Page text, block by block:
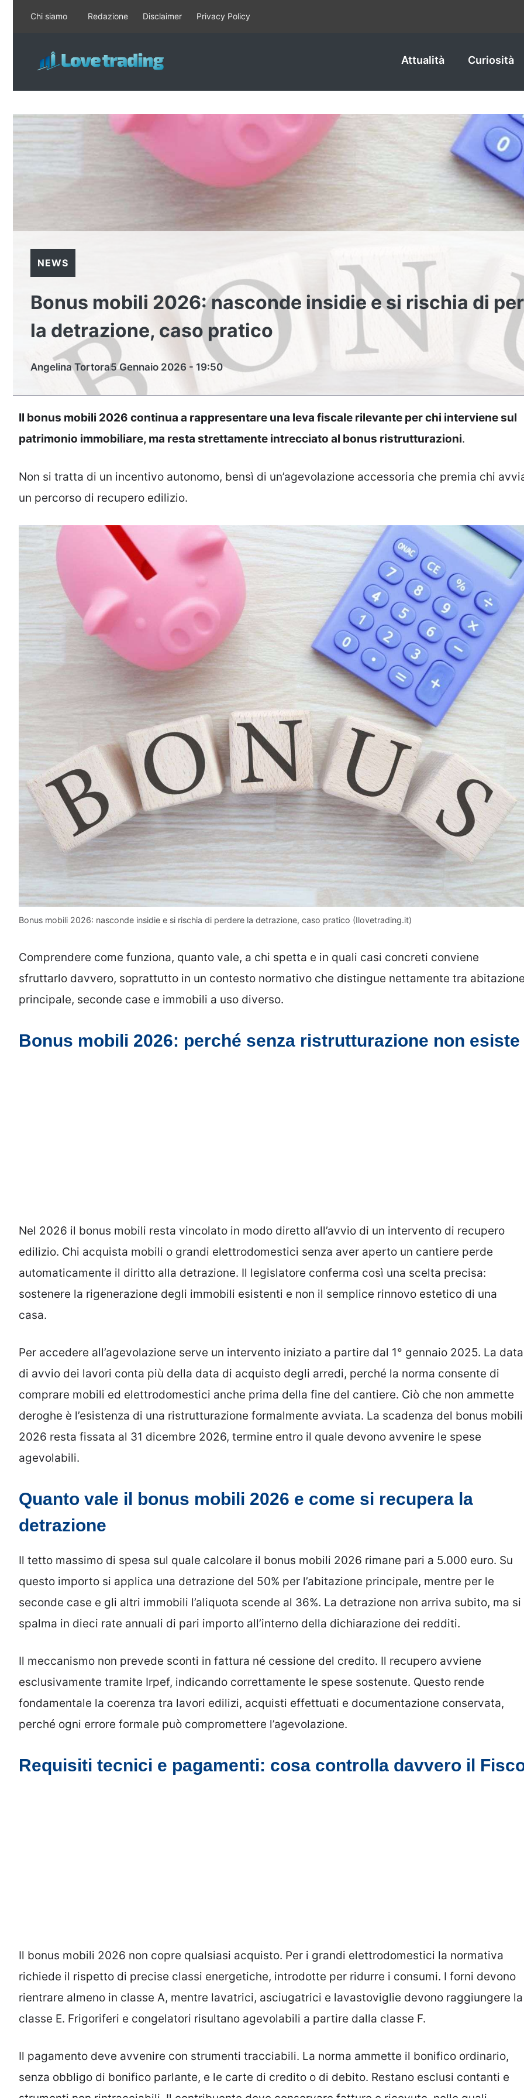
contenuto
Chi siamo Redazione Disclaimer Privacy Policy
Attualità Curiosità
NEWS
Bonus mobili 2026: nasconde insidie e si rischia di
la detrazione, caso pratico
Angelina Tortora5 Gennaio 2026 - 19:50
Il bonus mobili 2026 continua a rappresentare una leva fiscale rilevante per chi interviene sul
patrimonio immobiliare, ma resta strettamente intrecciato al bonus ristrutturazioni.
Non si tratta di un incentivo autonomo, bensì di un’agevolazione accessoria che premia chi
un percorso di recupero edilizio.
Bonus mobili 2026: nasconde insidie e si rischia di perdere la detrazione, caso pratico (Ilovetrading.it)
Comprendere come funziona, quanto vale, a chi spetta e in quali casi concreti conviene
sfruttarlo davvero, soprattutto in un contesto normativo che distingue nettamente tra
principale, seconde case e immobili a uso diverso.
Bonus mobili 2026: perché senza ristrutturazione non esiste
Nel 2026 il bonus mobili resta vincolato in modo diretto all’avvio di un intervento di recupero
edilizio. Chi acquista mobili o grandi elettrodomestici senza aver aperto un cantiere perde
automaticamente il diritto alla detrazione. Il legislatore conferma così una scelta precisa:
sostenere la rigenerazione degli immobili esistenti e non il semplice rinnovo estetico di una
casa.
Per accedere all’agevolazione serve un intervento iniziato a partire dal 1° gennaio 2025. La data
di avvio dei lavori conta più della data di acquisto degli arredi, perché la norma consente di
comprare mobili ed elettrodomestici anche prima della fine del cantiere. Ciò che non ammette
deroghe è l’esistenza di una ristrutturazione formalmente avviata. La scadenza del bonus mobili
2026 resta fissata al 31 dicembre 2026, termine entro il quale devono avvenire le spese
agevolabili.
Quanto vale il bonus mobili 2026 e come si recupera la
detrazione
Il tetto massimo di spesa sul quale calcolare il bonus mobili 2026 rimane pari a 5.000 euro. Su
questo importo si applica una detrazione del 50% per l’abitazione principale, mentre per le
seconde case e gli altri immobili l’aliquota scende al 36%. La detrazione non arriva subito, ma si
spalma in dieci rate annuali di pari importo all’interno della dichiarazione dei redditi.
Il meccanismo non prevede sconti in fattura né cessione del credito. Il recupero avviene
esclusivamente tramite Irpef, indicando correttamente le spese sostenute. Questo rende
fondamentale la coerenza tra lavori edilizi, acquisti effettuati e documentazione conservata,
perché ogni errore formale può compromettere l’agevolazione.
Requisiti tecnici e pagamenti: cosa controlla davvero il
Il bonus mobili 2026 non copre qualsiasi acquisto. Per i grandi elettrodomestici la normativa
richiede il rispetto di precise classi energetiche, introdotte per ridurre i consumi. I forni devono
rientrare almeno in classe A, mentre lavatrici, asciugatrici e lavastoviglie devono raggiungere la
classe E. Frigoriferi e congelatori risultano agevolabili a partire dalla classe F.
Il pagamento deve avvenire con strumenti tracciabili. La norma ammette il bonifico ordinario,
senza obbligo di bonifico parlante, e le carte di credito o di debito. Restano esclusi contanti e